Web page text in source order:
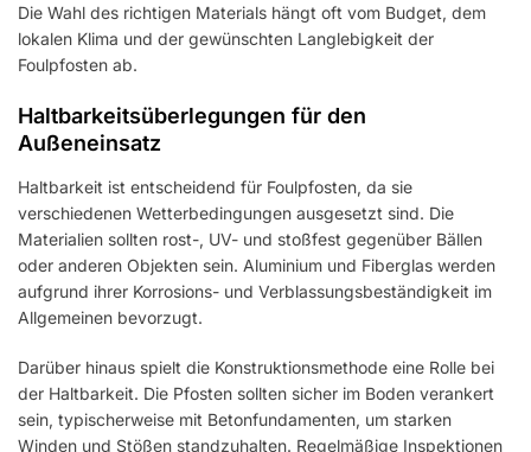
Die Wahl des richtigen Materials hängt oft vom Budget, dem
lokalen Klima und der gewünschten Langlebigkeit der
Foulpfosten ab.
Haltbarkeitsüberlegungen für den
Außeneinsatz
Haltbarkeit ist entscheidend für Foulpfosten, da sie
verschiedenen Wetterbedingungen ausgesetzt sind. Die
Materialien sollten rost-, UV- und stoßfest gegenüber Bällen
oder anderen Objekten sein. Aluminium und Fiberglas werden
aufgrund ihrer Korrosions- und Verblassungsbeständigkeit im
Allgemeinen bevorzugt.
Darüber hinaus spielt die Konstruktionsmethode eine Rolle bei
der Haltbarkeit. Die Pfosten sollten sicher im Boden verankert
sein, typischerweise mit Betonfundamenten, um starken
Winden und Stößen standzuhalten. Regelmäßige Inspektionen